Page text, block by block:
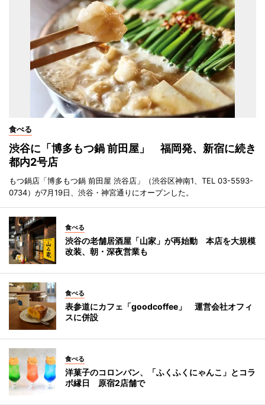
食べる
渋谷に「博多もつ鍋 前田屋」 福岡発、新宿に続き
都内2号店
もつ鍋店「博多もつ鍋 前田屋 渋谷店」（渋谷区神南1、TEL 03-5593-
0734）が7月19日、渋谷・神宮通りにオープンした。
食べる
渋谷の老舗居酒屋「山家」が再始動 本店を大規模
改装、朝・深夜営業も
食べる
表参道にカフェ「goodcoffee」 運営会社オフィ
スに併設
食べる
洋菓子のコロンバン、「ふくふくにゃんこ」とコラ
ボ縁日 原宿2店舗で